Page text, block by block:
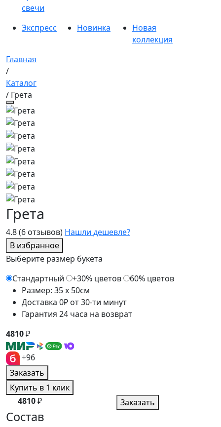
свечи
Экспресс
Новинка
Новая
коллекция
Главная
/
Каталог
/ Грета
4.8(6 отзывов) Нашли дешевле?
В избранное
Грета
Выберите размер букета
Стандартный
+30% цветов
60% цветов
Размер: 35 x 50см
Доставка 0₽ от 30-ти минут
Гарантия 24 часа на возврат
4810₽
+96
Заказать
Купить в 1 клик
4810₽ Заказать
Состав